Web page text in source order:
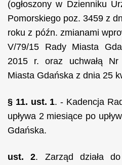
(ogłoszony w Dzienniku
Pomorskiego poz. 3459 z
roku z późn. zmianami
V/79/15 Rady Miasta
2015 r. oraz uchwałą Nr
Miasta Gdańska z dnia 25
§ 11. ust. 1. - Kadencja
upływa 2 miesiące po
Gdańska.
ust. 2. Zarząd działa